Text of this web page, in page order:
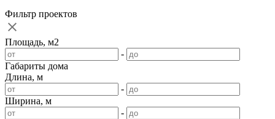
Фильтр проектов
Площадь, м2
-
Габариты дома
Длина, м
-
Ширина, м
-